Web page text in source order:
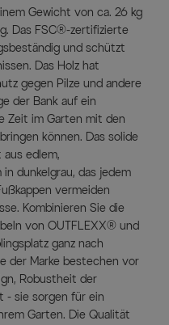
Gewicht von ca. 26 kg
Das FSC®-zertifizierte
und schützt
Das Holz hat
gegen Pilze und andere
der Bank auf ein
Zeit im Garten mit den
können. Das solide
edlem,
dunkelgrau, das jedem
vermeiden
Kombinieren Sie die
von OUTFLEXX® und
ganz nach
der Marke bestechen vor
Robustheit der
- sie sorgen für ein
Garten. Die Qualität